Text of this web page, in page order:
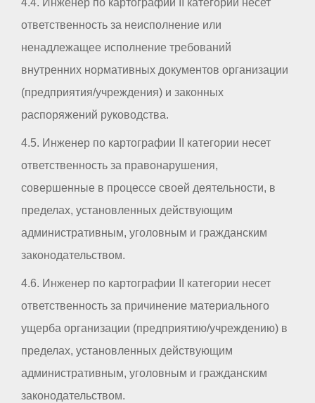
4.4. Инженер по картографии II категории несет
ответственность за неисполнение или
ненадлежащее исполнение требований
внутренних нормативных документов организации
(предприятия/учреждения) и законных
распоряжений руководства.
4.5. Инженер по картографии II категории несет
ответственность за правонарушения,
совершенные в процессе своей деятельности, в
пределах, установленных действующим
административным, уголовным и гражданским
законодательством.
4.6. Инженер по картографии II категории несет
ответственность за причинение материального
ущерба организации (предприятию/учреждению) в
пределах, установленных действующим
административным, уголовным и гражданским
законодательством.